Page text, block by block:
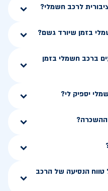
לרכב חשמלי?
בזמן שיורד גשם?
ברכב חשמלי בזמן
יספיק לי?
ההשכרה?
טווח הנסיעה של הרכב